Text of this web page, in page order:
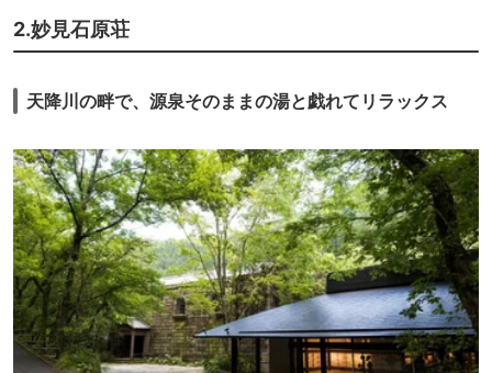
2.妙見石原荘
天降川の畔で、源泉そのままの湯と戯れてリラックス